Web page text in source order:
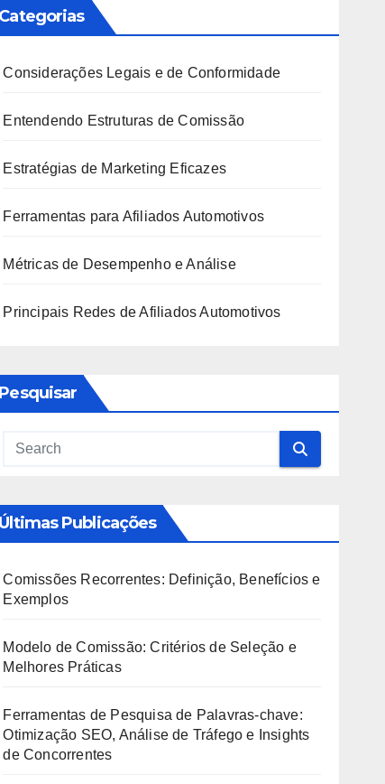
Categorias
Considerações Legais e de Conformidade
Entendendo Estruturas de Comissão
Estratégias de Marketing Eficazes
Ferramentas para Afiliados Automotivos
Métricas de Desempenho e Análise
Principais Redes de Afiliados Automotivos
Pesquisar
Últimas Publicações
Comissões Recorrentes: Definição, Benefícios e
Exemplos
Modelo de Comissão: Critérios de Seleção e
Melhores Práticas
Ferramentas de Pesquisa de Palavras-chave:
Otimização SEO, Análise de Tráfego e Insights
de Concorrentes